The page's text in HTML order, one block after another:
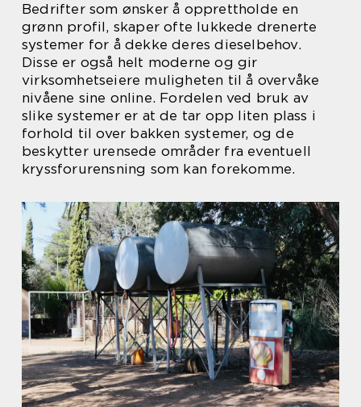
Bedrifter som ønsker å opprettholde en
grønn profil, skaper ofte lukkede drenerte
systemer for å dekke deres dieselbehov.
Disse er også helt moderne og gir
virksomhetseiere muligheten til å overvåke
nivåene sine online. Fordelen ved bruk av
slike systemer er at de tar opp liten plass i
forhold til over bakken systemer, og de
beskytter urensede områder fra eventuell
kryssforurensning som kan forekomme.